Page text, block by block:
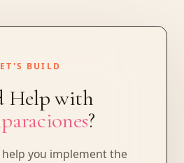
BUILD
Help with
?
you implement the